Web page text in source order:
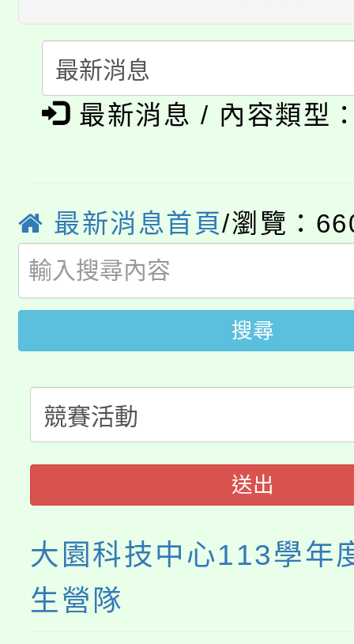
者。
份教師研習
淨零綠生活教案入校路
會
115年食農教育專業人
程
「本色祭」8/29、30在
局官網。
8月14至27日，桃園電
開!
115年桃園市運動會8/
田徑場及游泳池舉行。
桃園市低收入戶享有免
視費優惠，中低收入戶
半價優惠，詳情可洽有
者。
大園自造教育及科技中
份教師增能研習
大溪自造教育及科技中
份教師研習
淨零綠生活教案入校路
會
115年食農教育專業人
程
最新消息 / 內容類型
最新消息首頁/瀏覽：
搜尋
送出
大園科技中心113學年
生營隊